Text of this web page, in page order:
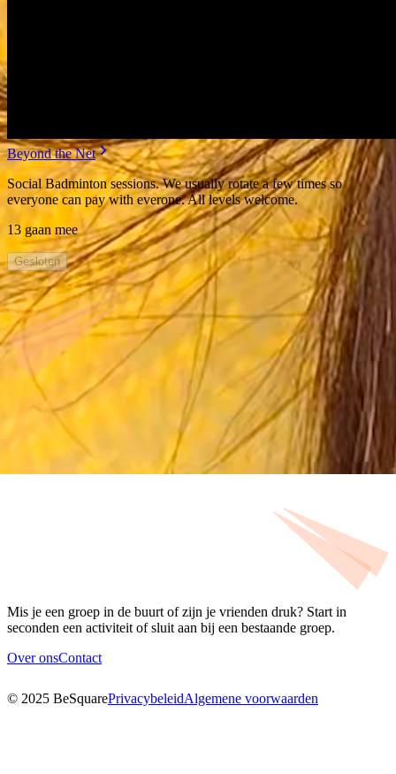
Beyond the Net
Social Badminton sessions. We usually rotate a few times so
everyone can pay with everone. All levels welcome.
13 gaan mee
Gesloten
Mis je een groep in de buurt of zijn je vrienden druk? Start in
seconden een activiteit of sluit aan bij een bestaande groep.
Over onsContact
© 2025 BeSquarePrivacybeleidAlgemene voorwaarden